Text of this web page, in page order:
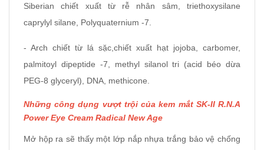
Siberian chiết xuất từ rễ nhân sâm, triethoxysilane
caprylyl silane, Polyquaternium -7.
- Arch chiết từ lá sặc,chiết xuất hạt jojoba, carbomer,
palmitoyl dipeptide -7, methyl silanol tri (acid béo dừa
PEG-8 glyceryl), DNA, methicone.
Những công dụng vượt trội của kem mắt SK-II R.N.A
Power Eye Cream Radical New Age
Mở hộp ra sẽ thấy một lớp nắp nhựa trắng bảo vệ chống